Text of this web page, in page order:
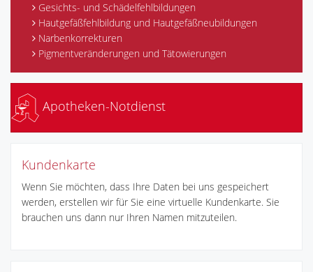
Gesichts- und Schädelfehlbildungen
Hautgefäßfehlbildung und Hautgefäßneubildungen
Narbenkorrekturen
Pigmentveränderungen und Tätowierungen
Apotheken-Notdienst
Kundenkarte
Wenn Sie möchten, dass Ihre Daten bei uns gespeichert
werden, erstellen wir für Sie eine virtuelle Kundenkarte. Sie
brauchen uns dann nur Ihren Namen mitzuteilen.